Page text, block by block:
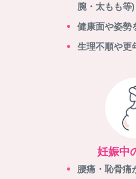
腕・太もも等)
健康面や姿勢
生理不順や更
妊娠中
腰痛・恥骨痛